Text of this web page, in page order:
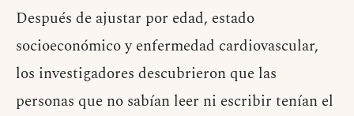
Después de ajustar por edad, estado
socioeconómico y enfermedad cardiovascular,
los investigadores descubrieron que las
personas que no sabían leer ni escribir tenían el